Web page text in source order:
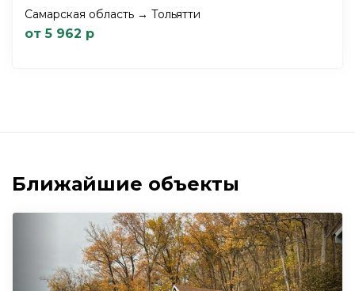
Самарская область → Тольятти
от 5 962 р
Ближайшие объекты